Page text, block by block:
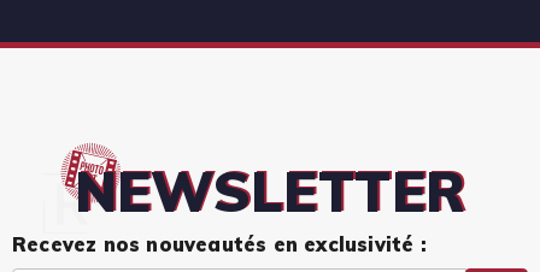
NEWSLETTER
Recevez nos nouveautés en exclusivité :